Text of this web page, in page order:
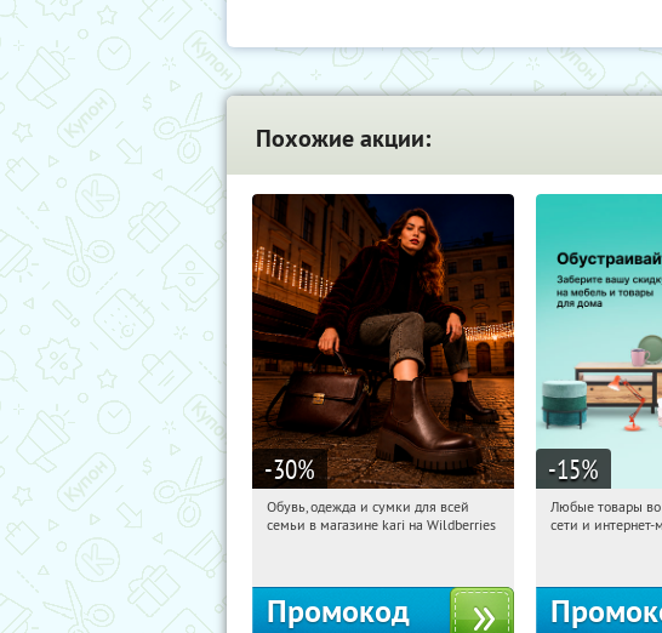
Похожие акции:
-30%
05:04:08 Получили:
Обувь, одежда и сумки для всей
семьи в магазине kari на Wildberries
Промокод
-15%
05:04:08
Любые товары
сети и интернет-